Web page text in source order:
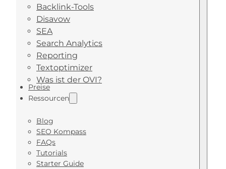
Backlink-Tools
Disavow
SEA
Search Analytics
Reporting
Textoptimizer
Was ist der OVI?
Preise
Ressourcen
Blog
SEO Kompass
FAQs
Tutorials
Starter Guide